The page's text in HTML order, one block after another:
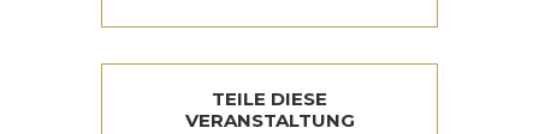
TEILE DIESE
VERANSTALTUNG